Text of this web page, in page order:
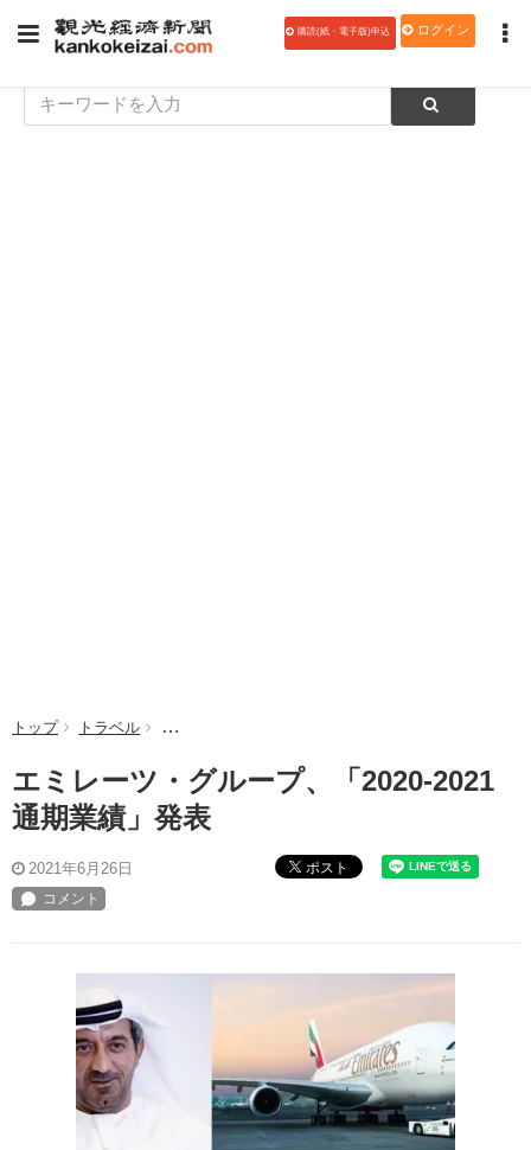
購読(紙・電子版)申込 ログイン
トップ トラベル エミレーツ・グループ、「2020-2021通期業績」発表
エミレーツ・グループ、「2020-2021
通期業績」発表
2021年6月26日 ポスト